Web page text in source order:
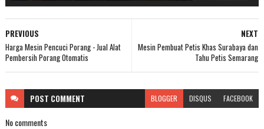
NEXT
Mesin Pembuat Petis Khas Surabaya dan
Tahu Petis Semarang
PREVIOUS
Harga Mesin Pencuci Porang - Jual Alat
Pembersih Porang Otomatis
POST COMMENT BLOGGER DISQUS FACEBOOK
No comments